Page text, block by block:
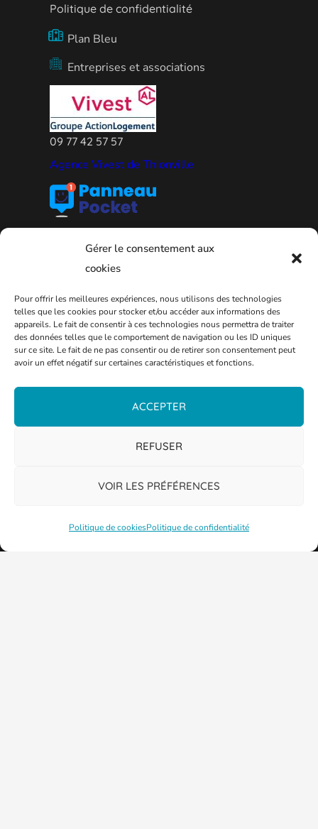
Gérer le consentement aux
cookies
Pour offrir les meilleures expériences, nous utilisons des technologies
telles que les cookies pour stocker et/ou accéder aux informations des
appareils. Le fait de consentir à ces technologies nous permettra de traiter
des données telles que le comportement de navigation ou les ID uniques
sur ce site. Le fait de ne pas consentir ou de retirer son consentement peut
avoir un effet négatif sur certaines caractéristiques et fonctions.
ACCEPTER
REFUSER
VOIR LES PRÉFÉRENCES
Politique de cookiesPolitique de confidentialité
Politique de confidentialité
Plan Bleu
Entreprises et associations
09 77 42 57 57
Agence Vivest de Thionville
PLAN DE LA VILLE